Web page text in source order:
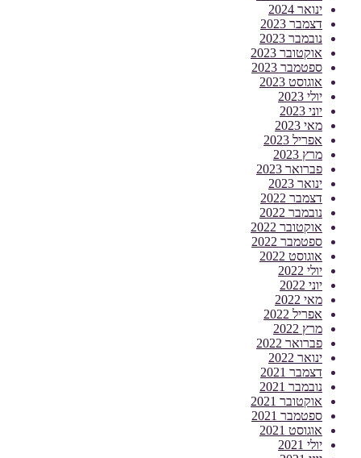
ינואר 2024
דצמבר 2023
נובמבר 2023
אוקטובר 2023
ספטמבר 2023
אוגוסט 2023
יולי 2023
יוני 2023
מאי 2023
אפריל 2023
מרץ 2023
פברואר 2023
ינואר 2023
דצמבר 2022
נובמבר 2022
אוקטובר 2022
ספטמבר 2022
אוגוסט 2022
יולי 2022
יוני 2022
מאי 2022
אפריל 2022
מרץ 2022
פברואר 2022
ינואר 2022
דצמבר 2021
נובמבר 2021
אוקטובר 2021
ספטמבר 2021
אוגוסט 2021
יולי 2021